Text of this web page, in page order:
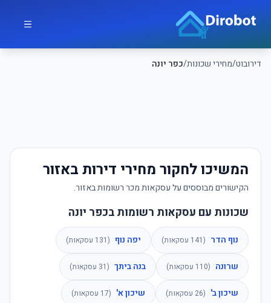
דירובוט/מחירי שכונות/כפר יונה
דירובוט
המשיכו לחקור מחירי דירות באזור
הקישורים מבוססים על עסקאות מכר רשומות באזור.
שכונות עם עסקאות רשומות בכפר יונה
נוף הדר (
141 עסקאות) יפה נוף (
131 עסקאות)
שרונה (
110 עסקאות) בנה ביתך (
31 עסקאות)
שיכון ב' (
26 עסקאות) שיכון א' (
17 עסקאות)